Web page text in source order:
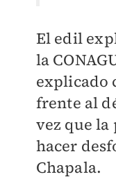
El edil
la
explicado
frente al
vez que la
hacer
Chapala.